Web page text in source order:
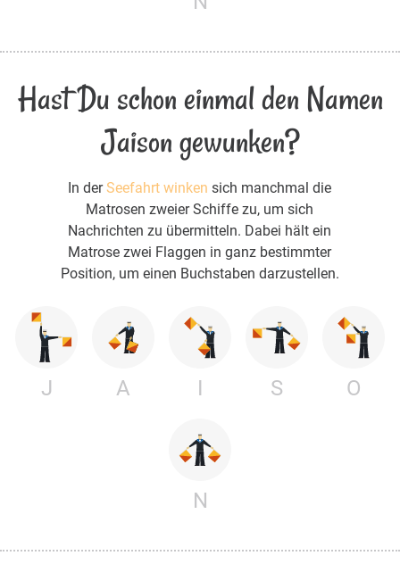
Hast Du schon einmal den Namen
Jaison gewunken?
In derSeefahrt winken sich manchmal die
Matrosen zweier Schiffe zu, um sich
Nachrichten zu übermitteln. Dabei hält ein
Matrose zwei Flaggen in ganz bestimmter
Position, um einen Buchstaben darzustellen.
J A I S O
N